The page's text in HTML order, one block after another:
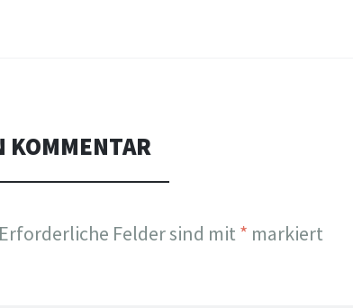
KOMMENTAR
Erforderliche Felder sind mit * markiert